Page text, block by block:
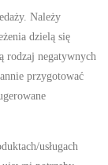
Należy
dzielą się
rodzaj negatywnych
przygotować
usługach